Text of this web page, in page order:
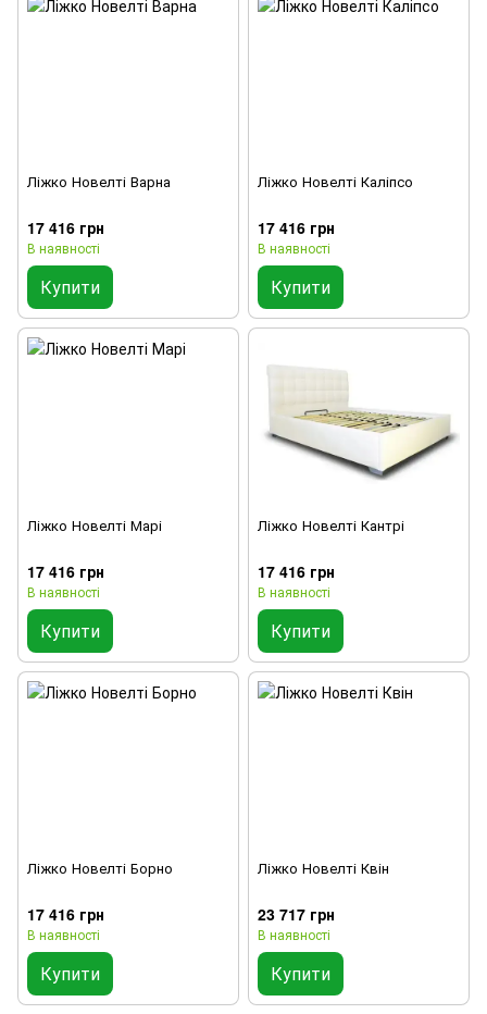
Ліжко Новелті Варна
17 416 грн
В наявності
Купити
Ліжко Новелті Каліпсо
17 416 грн
В наявності
Купити
Ліжко Новелті Марі
17 416 грн
В наявності
Купити
Ліжко Новелті Кантрі
17 416 грн
В наявності
Купити
Ліжко Новелті Борно
17 416 грн
В наявності
Купити
Ліжко Новелті Квін
23 717 грн
В наявності
Купити